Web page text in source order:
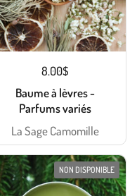
8.00$
Baume à lèvres -
Parfums variés
La Sage Camomille
NON DISPONIBLE